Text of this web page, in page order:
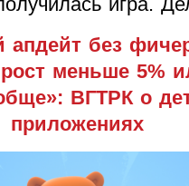
апдейт без
меньше 5%
ВГТРК о
приложениях